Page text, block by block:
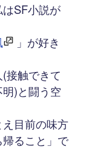
SF小説が
」が好き
接触できて
)と闘う空
目前の味方
ること」で